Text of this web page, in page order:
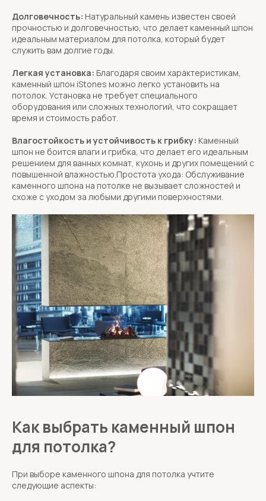
Долговечность: Натуральный камень известен своей
прочностью и долговечностью, что делает каменный шпон
идеальным материалом для потолка, который будет
служить вам долгие годы.
Легкая установка: Благодаря своим характеристикам,
каменный шпон iStones можно легко установить на
потолок. Установка не требует специального
оборудования или сложных технологий, что сокращает
время и стоимость работ.
Влагостойкость и устойчивость к грибку: Каменный
шпон не боится влаги и грибка, что делает его идеальным
решением для ванных комнат, кухонь и других помещений с
повышенной влажностью.Простота ухода: Обслуживание
каменного шпона на потолке не вызывает сложностей и
схоже с уходом за любыми другими поверхностями.
Как выбрать каменный шпон
для потолка?
При выборе каменного шпона для потолка учтите
следующие аспекты: